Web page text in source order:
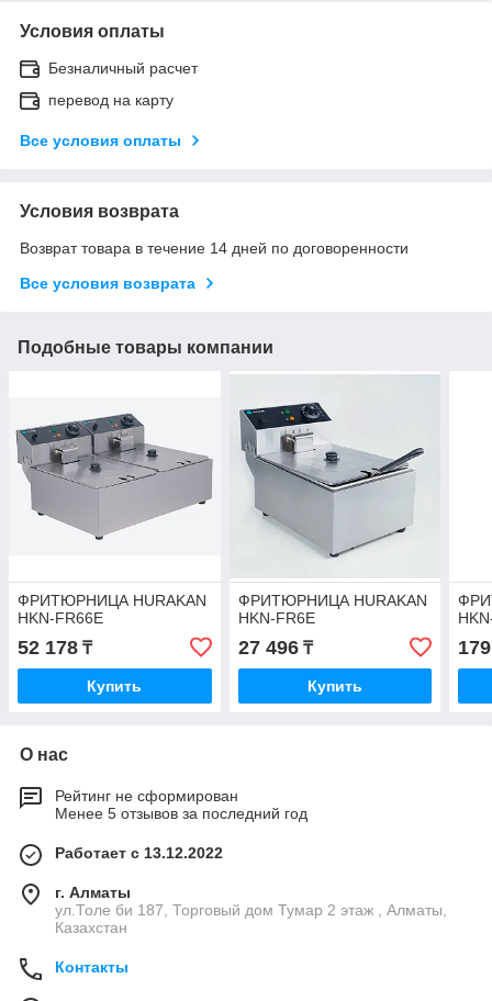
Условия оплаты
Безналичный расчет
перевод на карту
Все условия оплаты
Условия возврата
Возврат товара в течение 14 дней по договоренности
Все условия возврата
Подобные товары компании
ФРИТЮРНИЦА HURAKAN
HKN-FR66E
52 178 ₸
Купить
ФРИТЮРНИЦА HURAKAN
HKN-FR6E
27 496₸
Купить
О нас
Рейтинг не сформирован
Менее 5 отзывов за последний год
Работает с 13.12.2022
г. Алматы
ул.Толе би 187, Торговый дом Тумар 2 этаж , Алматы,
Казахстан
Контакты